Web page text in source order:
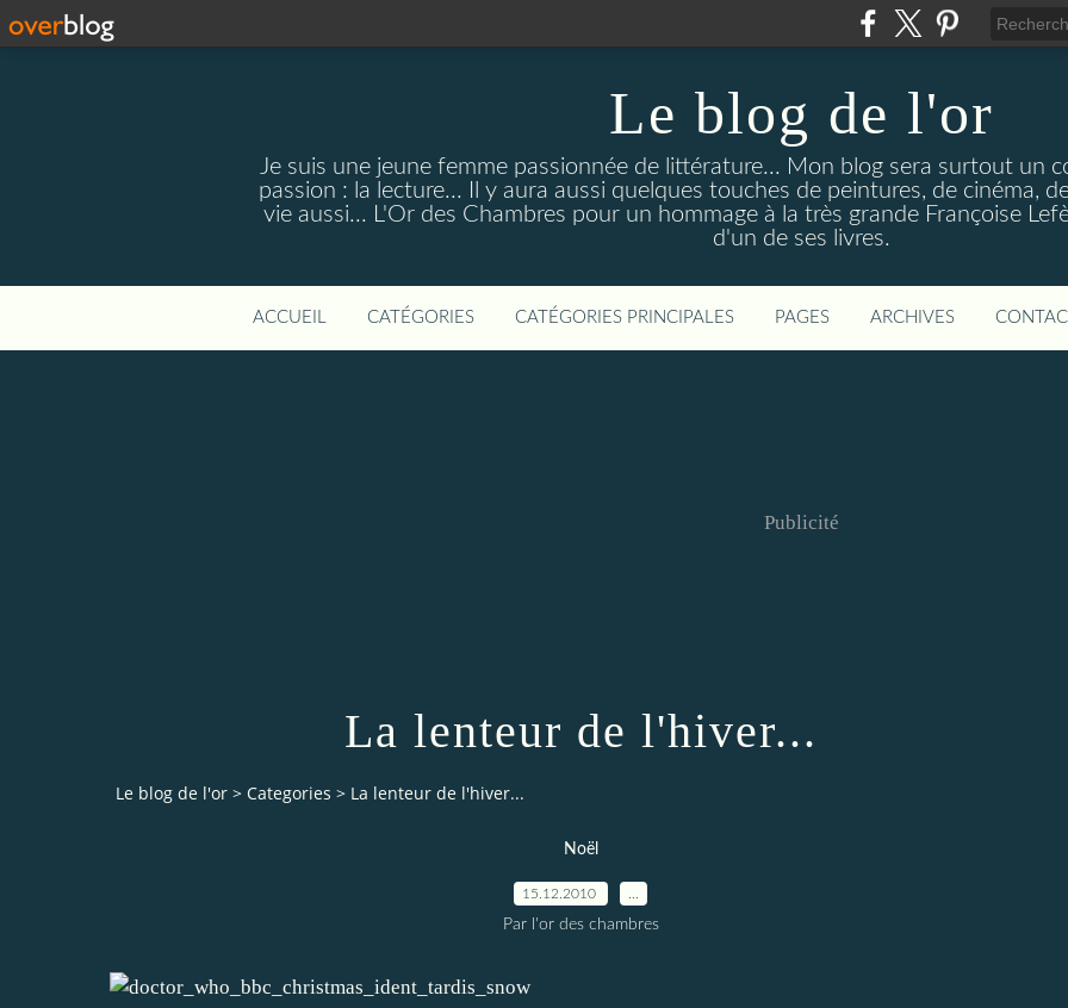
Le blog de l'or
Je suis une jeune femme passionnée de littérature... Mon blog sera surtout un
passion : la lecture... Il y aura aussi quelques touches de peintures, de cinéma,
vie aussi... L'Or des Chambres pour un hommage à la très grande Françoise
d'un de ses livres.
ACCUEIL CATÉGORIES CATÉGORIES PRINCIPALES PAGES ARCHIVES
Publicité
La lenteur de l'hiver...
Le blog de l'or > Categories > La lenteur de l'hiver...
Noël
15.12.2010
Par l'or des chambres